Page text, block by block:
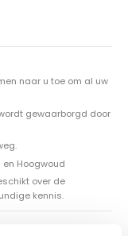
naar u toe om al uw
gewaarborgd door
Hoogwoud
over de
kennis.